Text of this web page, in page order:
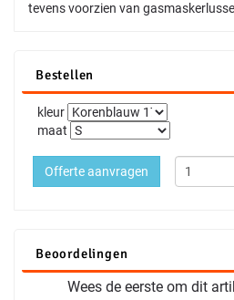
tevens voorzien van
Bestellen
kleur
maat
Offerte aanvragen
Beoordelingen
Wees de eerste om dit